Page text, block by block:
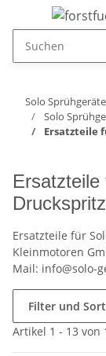
Solo Sprühgeräte
Solo
Ersatzteile
Ersatzteile für
Kleinmotoren
Mail: info@solo-
Filter und
Artikel 1 - 13 von